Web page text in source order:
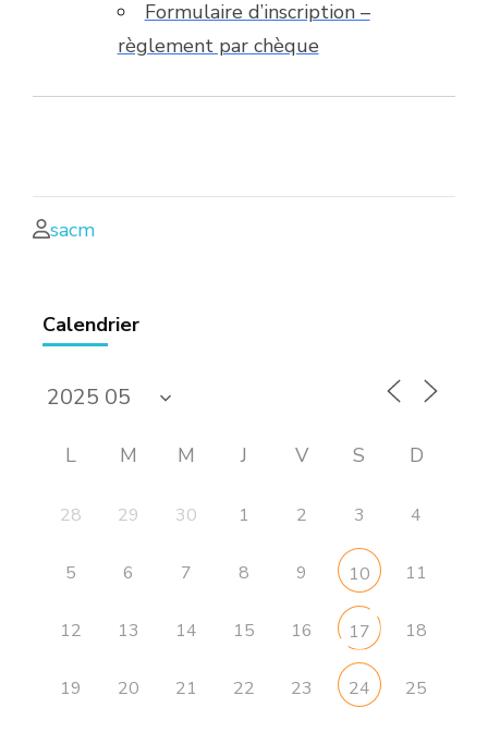
Formulaire d’inscription –
règlement par chèque
sacm
Calendrier
L M M J V S D
28 29 30 1 2 3 4
5 6 7 8 9 10 11
12 13 14 15 16 17 18
19 20 21 22 23 24 25